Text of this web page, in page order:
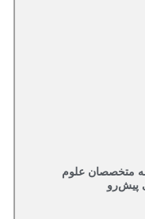
متخصصان علوم
پیش‌رو